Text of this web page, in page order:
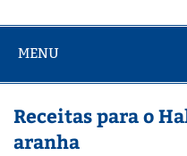
MENU
Receitas para o
aranha